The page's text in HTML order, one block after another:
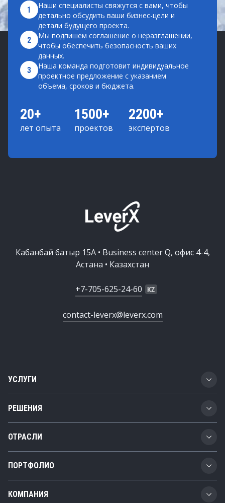
1
Наши специалисты свяжутся с вами, чтобы
детально обсудить ваши бизнес-цели и
детали будущего проекта.
2
Мы подпишем соглашение о неразглашении,
чтобы обеспечить безопасность ваших
данных.
3
Наша команда подготовит индивидуальное
проектное предложение с указанием
объема, сроков и бюджета.
20+
лет опыта
1500+
проектов
2200+
экспертов
УСЛУГИ
Разработка ПО
Цифровая трансформация
Внедрение SAP
РЕШЕНИЯ
Business Technology Platform
Жизненный цикл продукта
Управление расходами
ОТРАСЛИ
Автомобилестроение
Транспорт и логистика
ПОРТФОЛИО
Кейсы
КОМПАНИЯ
Кабанбай батыр 15А • Business center Q, офис 4-4,
Астана • Казахстан
+7-705-625-24-60
contact-leverx@leverx.com